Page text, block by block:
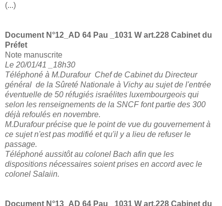
(...)
Document N°12_ AD 64 Pau _1031 W art.228 Cabinet du
Préfet
Note manuscrite
Le 20/01/41 _18h30
Téléphoné à M.Durafour Chef de Cabinet du Directeur
général de la Sûreté Nationale à Vichy au sujet de l'entrée
éventuelle de 50 réfugiés israélites luxembourgeois qui
selon les renseignements de la SNCF font partie des 300
déjà refoulés en novembre.
M.Durafour précise que le point de vue du gouvernement à
ce sujet n'est pas modifié et qu'il y a lieu de refuser le
passage.
Téléphoné aussitôt au colonel Bach afin que les
dispositions nécessaires soient prises en accord avec le
colonel Salaiin.
Document N°13_ AD 64 Pau _1031 W art.228 Cabinet du